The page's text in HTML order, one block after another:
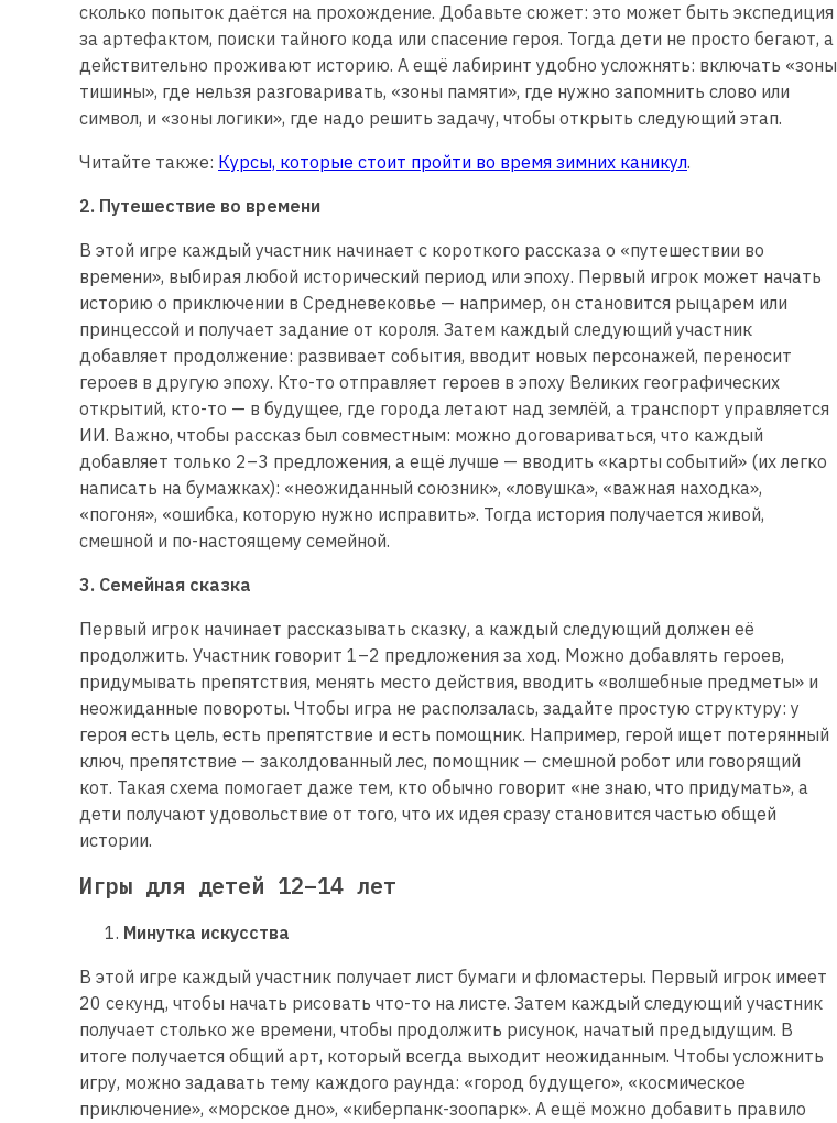
сколько попыток даётся на прохождение. Добавьте сюжет: это может быть экспедиция
за артефактом, поиски тайного кода или спасение героя. Тогда дети не просто бегают, а
действительно проживают историю. А ещё лабиринт удобно усложнять: включать «зоны
тишины», где нельзя разговаривать, «зоны памяти», где нужно запомнить слово или
символ, и «зоны логики», где надо решить задачу, чтобы открыть следующий этап.
Читайте также: Курсы, которые стоит пройти во время зимних каникул.
2. Путешествие во времени
В этой игре каждый участник начинает с короткого рассказа о «путешествии во
времени», выбирая любой исторический период или эпоху. Первый игрок может начать
историю о приключении в Средневековье — например, он становится рыцарем или
принцессой и получает задание от короля. Затем каждый следующий участник
добавляет продолжение: развивает события, вводит новых персонажей, переносит
героев в другую эпоху. Кто-то отправляет героев в эпоху Великих географических
открытий, кто-то — в будущее, где города летают над землёй, а транспорт управляется
ИИ. Важно, чтобы рассказ был совместным: можно договариваться, что каждый
добавляет только 2–3 предложения, а ещё лучше — вводить «карты событий» (их легко
написать на бумажках): «неожиданный союзник», «ловушка», «важная находка»,
«погоня», «ошибка, которую нужно исправить». Тогда история получается живой,
смешной и по-настоящему семейной.
3. Семейная сказка
Первый игрок начинает рассказывать сказку, а каждый следующий должен её
продолжить. Участник говорит 1–2 предложения за ход. Можно добавлять героев,
придумывать препятствия, менять место действия, вводить «волшебные предметы» и
неожиданные повороты. Чтобы игра не расползалась, задайте простую структуру: у
героя есть цель, есть препятствие и есть помощник. Например, герой ищет потерянный
ключ, препятствие — заколдованный лес, помощник — смешной робот или говорящий
кот. Такая схема помогает даже тем, кто обычно говорит «не знаю, что придумать», а
дети получают удовольствие от того, что их идея сразу становится частью общей
истории.
Игры для детей 12–14 лет
Минутка искусства
В этой игре каждый участник получает лист бумаги и фломастеры. Первый игрок имеет
20 секунд, чтобы начать рисовать что-то на листе. Затем каждый следующий участник
получает столько же времени, чтобы продолжить рисунок, начатый предыдущим. В
итоге получается общий арт, который всегда выходит неожиданным. Чтобы усложнить
игру, можно задавать тему каждого раунда: «город будущего», «космическое
приключение», «морское дно», «киберпанк-зоопарк». А ещё можно добавить правило